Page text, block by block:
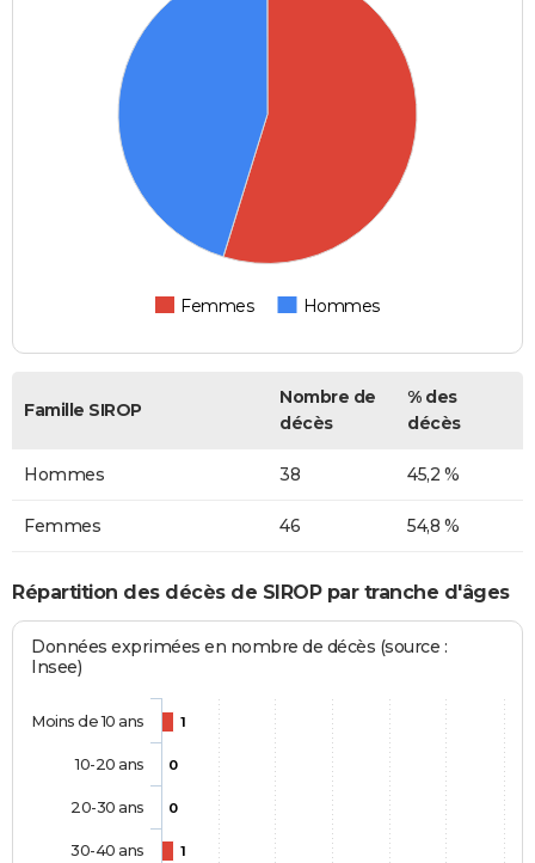
Femmes Hommes
Famille SIROP
Nombre de
décès
% des
décès
Hommes 38 45,2 %
Femmes 46 54,8 %
Répartition des décès de SIROP par tranche d'âges
Données exprimées en nombre de décès (source :
Insee)
1
0
0
1
Moins de 10 ans
10-20 ans
20-30 ans
30-40 ans